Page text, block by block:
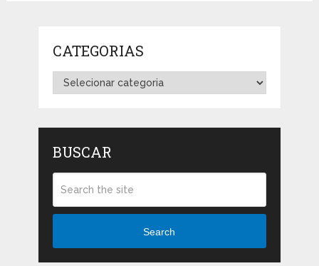
CATEGORIAS
Categorias
BUSCAR
Search